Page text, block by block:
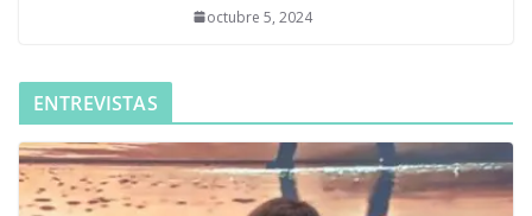
octubre 5, 2024
ENTREVISTAS